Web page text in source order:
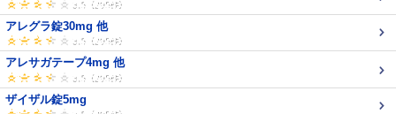
アレグラ錠30mg 他
アレサガテープ4mg 他
ザイザル錠5mg